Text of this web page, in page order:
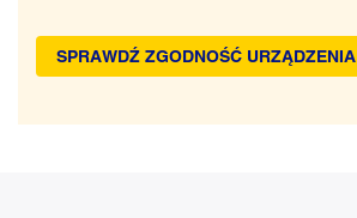
SPRAWDŹ ZGODNOŚĆ URZĄDZENIA